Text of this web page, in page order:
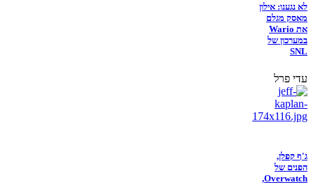
לא נגענו: אילון
מאסק מגלם
את Wario
במערכון של
SNL
עדי פרל
ג'ף קפלן,
הפנים של
Overwatch,